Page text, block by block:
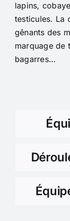
lapins,
testicules. La
gênants des
marquage de
bagarres…